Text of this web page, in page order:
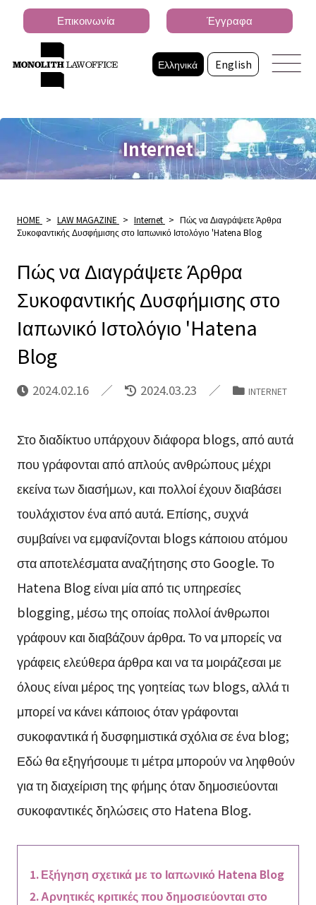
Ελληνικά English
Επικοινωνία Έγγραφα
Internet
HOME > LAW MAGAZINE > Internet > Πώς να Διαγράψετε Άρθρα
Συκοφαντικής Δυσφήμισης στο Ιαπωνικό Ιστολόγιο 'Hatena Blog
Πώς να Διαγράψετε Άρθρα
Συκοφαντικής Δυσφήμισης στο
Ιαπωνικό Ιστολόγιο 'Hatena
Blog
2024.02.16 2024.03.23 INTERNET
Στο διαδίκτυο υπάρχουν διάφορα blogs, από αυτά
που γράφονται από απλούς ανθρώπους μέχρι
εκείνα των διασήμων, και πολλοί έχουν διαβάσει
τουλάχιστον ένα από αυτά. Επίσης, συχνά
συμβαίνει να εμφανίζονται blogs κάποιου ατόμου
στα αποτελέσματα αναζήτησης στο Google. Το
Hatena Blog είναι μία από τις υπηρεσίες
blogging, μέσω της οποίας πολλοί άνθρωποι
γράφουν και διαβάζουν άρθρα. Το να μπορείς να
γράφεις ελεύθερα άρθρα και να τα μοιράζεσαι με
όλους είναι μέρος της γοητείας των blogs, αλλά τι
μπορεί να κάνει κάποιος όταν γράφονται
συκοφαντικά ή δυσφημιστικά σχόλια σε ένα blog;
Εδώ θα εξηγήσουμε τι μέτρα μπορούν να ληφθούν
για τη διαχείριση της φήμης όταν δημοσιεύονται
συκοφαντικές δηλώσεις στο Hatena Blog.
Εξήγηση σχετικά με το Ιαπωνικό Hatena Blog
Αρνητικές κριτικές που δημοσιεύονται στο